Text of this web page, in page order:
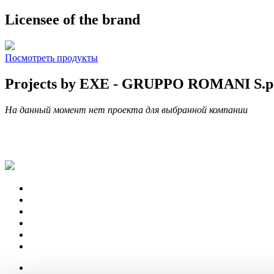
Licensee of the brand
Посмотреть продукты
Projects by EXE - GRUPPO ROMANI
На данный момент нет проекта для выбранной компании